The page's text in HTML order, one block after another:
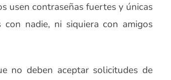
usen contraseñas fuertes y únicas
nadie, ni siquiera con amigos
no deben aceptar solicitudes de